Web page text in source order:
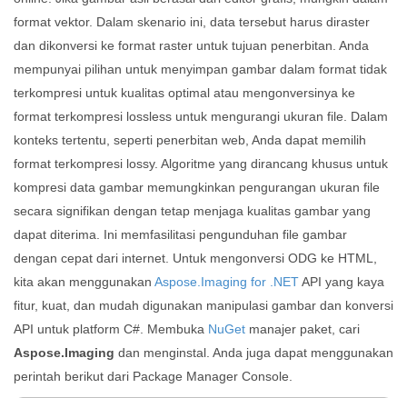
format vektor. Dalam skenario ini, data tersebut harus diraster
dan dikonversi ke format raster untuk tujuan penerbitan. Anda
mempunyai pilihan untuk menyimpan gambar dalam format tidak
terkompresi untuk kualitas optimal atau mengonversinya ke
format terkompresi lossless untuk mengurangi ukuran file. Dalam
konteks tertentu, seperti penerbitan web, Anda dapat memilih
format terkompresi lossy. Algoritme yang dirancang khusus untuk
kompresi data gambar memungkinkan pengurangan ukuran file
secara signifikan dengan tetap menjaga kualitas gambar yang
dapat diterima. Ini memfasilitasi pengunduhan file gambar
dengan cepat dari internet. Untuk mengonversi ODG ke HTML,
kita akan menggunakan Aspose.Imaging for .NETAPI yang kaya
fitur, kuat, dan mudah digunakan manipulasi gambar dan konversi
API untuk platform C#. Membuka NuGet manajer paket, cari
Aspose.Imaging dan menginstal. Anda juga dapat menggunakan
perintah berikut dari Package Manager Console.